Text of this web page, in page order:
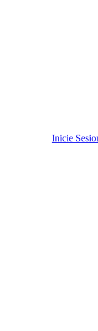
Inicie